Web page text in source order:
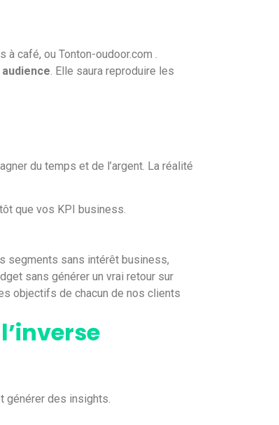
café, ou Tonton-oudoor.com .
. Elle saura reproduire les
du temps et de l’argent. La réalité
que vos KPI business.
segments sans intérêt business,
sans générer un vrai retour sur
objectifs de chacun de nos clients
générer des insights.